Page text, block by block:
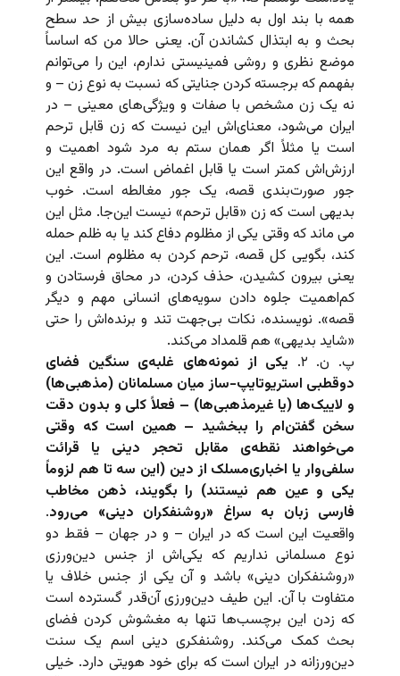
همه با بند اول به دلیل ساده‌سازی بیش از حد سطح
بحث و به ابتذال کشاندن آن. یعنی حالا من که اساساً
موضع نظری و روشی فمینیستی ندارم، این را می‌توانم
بفهمم که برجسته کردن جنایتی که نسبت به نوع زن – و
نه یک زن مشخص با صفات و ویژگی‌های معینی – در
ایران می‌شود، معنای‌اش این نیست که زن قابل ترحم
است یا مثلاً اگر همان ستم به مرد شود اهمیت و
ارزش‌اش کمتر است یا قابل اغماض است. در واقع این
جور صورت‌بندی قصه، یک جور مغالطه است. خوب
بدیهی است که زن «قابل ترحم» نیست این‌جا. مثل این
می ماند که وقتی یکی از مظلوم دفاع کند یا به ظلم حمله
کند، بگویی کل قصه، ترحم کردن به مظلوم است. این
یعنی بیرون کشیدن، حذف کردن، در محاق فرستادن و
کم‌اهمیت جلوه دادن سویه‌های انسانی مهم و دیگر
قصه». نویسنده، نکات بی‌جهت تند و برنده‌اش را حتی
«شاید بدیهی» هم قلمداد می‌کند.
پ. ن. ۲.
یکی از نمونه‌های غلبه‌ی سنگین فضای
دوقطبی استریوتایپ-ساز میان مسلمانان (مذهبی‌ها)
و لاییک‌ها (یا غیرمذهبی‌ها) – فعلاً کلی و بدون دقت
سخن گفتن‌ام را ببخشید – همین است که وقتی
می‌خواهند نقطه‌ی مقابل تحجر دینی یا قرائت
سلفی‌وار یا اخباری‌مسلک از دین (این سه تا هم لزوماً
یکی و عین هم نیستند) را بگویند، ذهن مخاطب
فارسی زبان به سراغ «روشنفکران دینی» می‌رود.
واقعیت این است که در ایران – و در جهان – فقط دو
نوع مسلمانی نداریم که یکی‌اش از جنس دین‌ورزی
«روشنفکران دینی» باشد و آن یکی از جنس خلاف یا
متفاوت با آن. این طیف دین‌ورزی آن‌قدر گسترده است
که زدن این برچسب‌ها تنها به مغشوش کردن فضای
بحث کمک می‌کند. روشنفکری دینی اسم یک سنت
دین‌ورزانه در ایران است که برای خود هویتی دارد. خیلی